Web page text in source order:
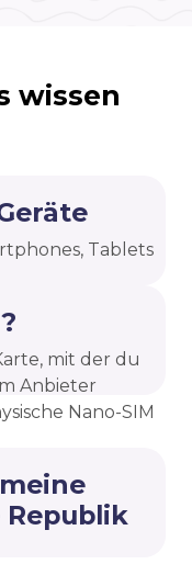
wissen
Tablets
mit der du
Anbieter
Nano-SIM